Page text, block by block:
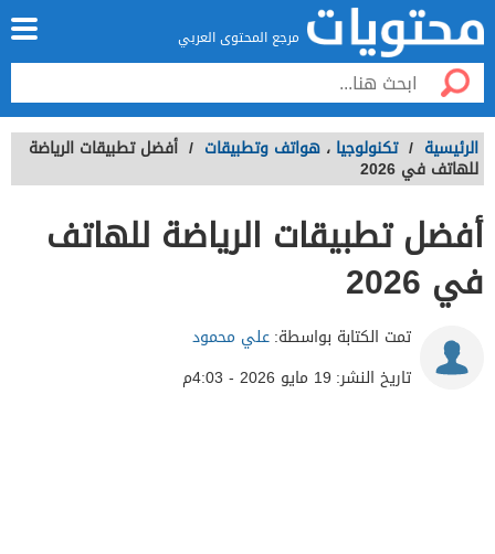
مرجع المحتوى العربي
الرئيسية / تكنولوجيا ، هواتف وتطبيقات / أفضل تطبيقات الرياضة
للهاتف في 2026
أفضل تطبيقات الرياضة للهاتف
في 2026
تمت الكتابة بواسطة:علي محمود
تاريخ النشر: 19 مايو 2026 - 4:03م